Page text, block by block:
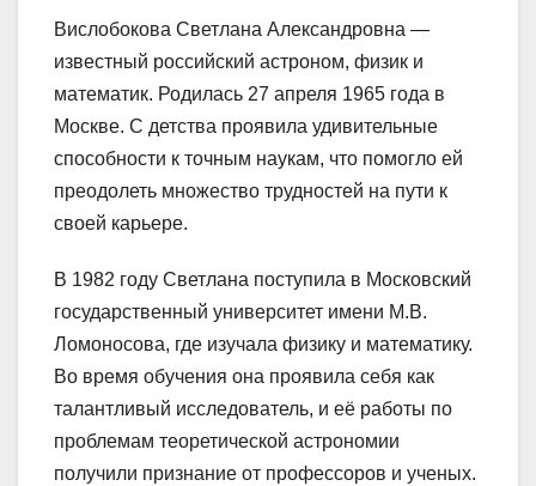
Вислобокова Светлана Александровна —
известный российский астроном, физик и
математик. Родилась 27 апреля 1965 года в
Москве. С детства проявила удивительные
способности к точным наукам, что помогло ей
преодолеть множество трудностей на пути к
своей карьере.
В 1982 году Светлана поступила в Московский
государственный университет имени М.В.
Ломоносова, где изучала физику и математику.
Во время обучения она проявила себя как
талантливый исследователь, и её работы по
проблемам теоретической астрономии
получили признание от профессоров и ученых.